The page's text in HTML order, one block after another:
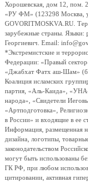
Хорошевская, дом 12, пом.
«РУ ФМ» (123298 Москва,
GOVORITMOSKVA.RU.
зарубежные страны. Языки:
Георгиевич. Email:
*Экстремистские и
Федерации: «Правый
«Джабхат Фатх аш-Шам»
Коалиция исламских
партия, «Аль-Каида»,
народа», «Свидетели
«Артподготовка»,
в России» и входящие в ее
Информация, размещенная
дизайна, логотипы,
законодательством
могут быть использованы
ГК РФ, при любом
цитировании, активная